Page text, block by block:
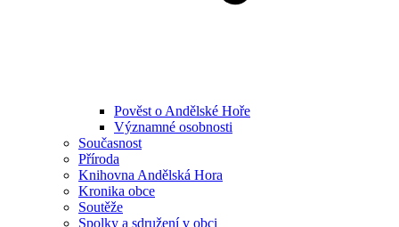
Pověst o Andělské Hoře
Významné osobnosti
Současnost
Příroda
Knihovna Andělská Hora
Kronika obce
Soutěže
Spolky a sdružení v obci